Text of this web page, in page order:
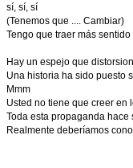
sí, sí, sí
(Tenemos que .... Cambiar)
Tengo que traer más
Hay un espejo que
Una historia ha sido puesto
Mmm
Usted no tiene que creer en
Toda esta propaganda hace
Realmente deberíamos